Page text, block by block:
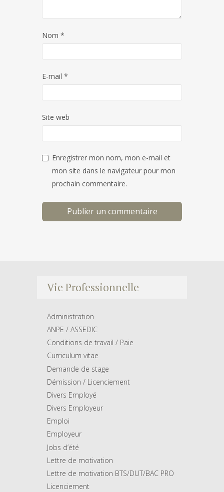
Nom *
E-mail *
Site web
Enregistrer mon nom, mon e-mail et
mon site dans le navigateur pour mon
prochain commentaire.
Vie Professionnelle
Administration
ANPE / ASSEDIC
Conditions de travail / Paie
Curriculum vitae
Demande de stage
Démission / Licenciement
Divers Employé
Divers Employeur
Emploi
Employeur
Jobs d’été
Lettre de motivation
Lettre de motivation BTS/DUT/BAC PRO
Licenciement